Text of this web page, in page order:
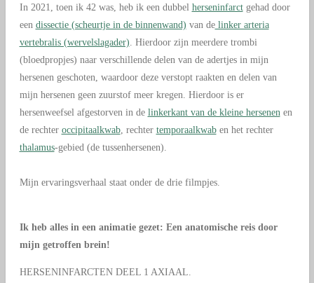
In 2021, toen ik 42 was, heb ik een dubbel herseninfarctgehad door
een dissectie (scheurtje in de binnenwand) van delinker arteria
vertebralis (wervelslagader) . Hierdoor zijn meerdere trombi
(bloedpropjes) naar verschillende delen van de adertjes in mijn
hersenen geschoten, waardoor deze verstopt raakten en delen van
mijn hersenen geen zuurstof meer kregen. Hierdoor is er
hersenweefsel afgestorven in de linkerkant van de kleine hersenen en
de rechter occipitaalkwab, rechter temporaalkwaben het rechter
thalamus-gebied (de tussenhersenen).
Mijn ervaringsverhaal staat onder de drie filmpjes.
Ik heb alles in een animatie gezet: Een anatomische reis door
mijn getroffen brein!
HERSENINFARCTEN DEEL 1 AXIAAL.